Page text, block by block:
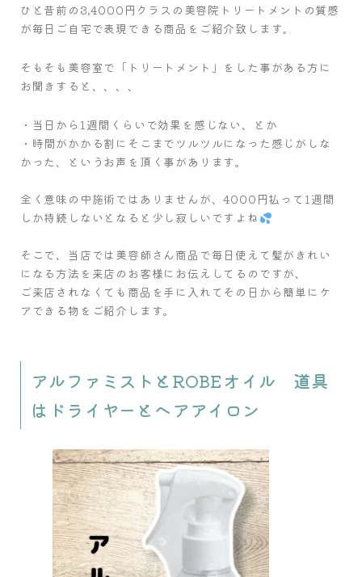
ひと昔前の3,4000円クラスの美容院トリートメントの質感
が毎日ご自宅で表現できる商品をご紹介致します。
そもそも美容室で「トリートメント」をした事がある方に
お聞きすると、、、、
・当日から1週間くらいで効果を感じない、とか
・時間がかかる割にそこまでツルツルになった感じがしな
かった、というお声を頂く事があります。
全く意味の中施術ではありませんが、4000円払って1週間
しか持続しないとなると少し寂しいですよね
そこで、当店では美容師さん商品で毎日使えて髪がきれい
になる方法を来店のお客様にお伝えしてるのですが、
ご来店されなくても商品を手に入れてその日から簡単にケ
アできる物をご紹介します。
アルファミストとROBEオイル 道具
はドライヤーとヘアアイロン